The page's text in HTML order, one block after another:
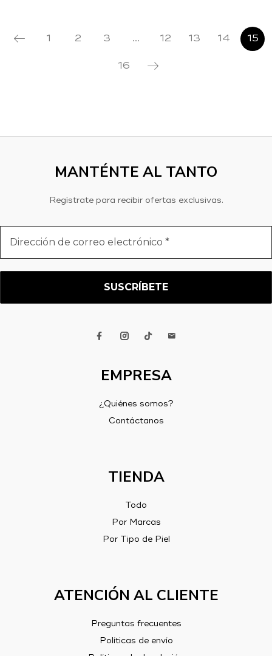
1 2 3 … 12 13 14 15
16
MANTÉNTE AL TANTO
Regístrate para recibir ofertas exclusivas.
de
EMPRESA
¿Quiénes somos?
Contáctanos
TIENDA
Todo
Por Marcas
Por Tipo de Piel
ATENCIÓN AL CLIENTE
Preguntas frecuentes
Políticas de envío